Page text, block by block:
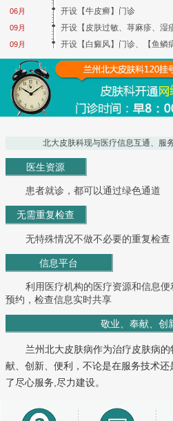
06月
09月
09月
开设【牛皮癣】门诊
开设【皮肤过敏、荨麻疹、湿
开设【白癜风】门诊、【鱼鳞
北大皮肤科现与医疗信息互通、服
医生资源
患者就诊，都可以通过绿色通道
无需重复检查
无特殊情况不做不必要的重复检
信息平台
利用医疗机构的医疗资源和信息
预约，检查信息实时共享
敬业、奉献、创
兰州北大皮肤病作为治疗皮肤病
献、创新、便利，不论是在服务技术
了尽心服务,尽力建设。